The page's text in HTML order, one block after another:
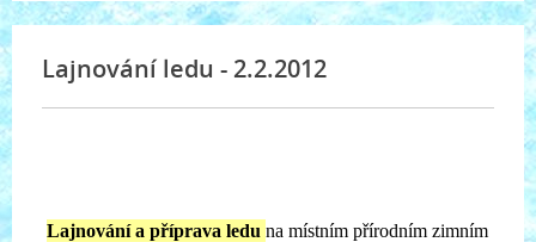
Lajnování ledu - 2.2.2012
Lajnování a příprava ledu na místním přírodním zimním